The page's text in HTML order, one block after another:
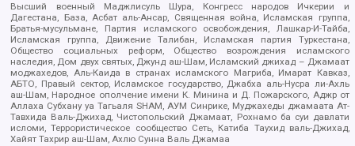
Высший военный Маджлисуль Шура, Конгресс народов Ичкерии и
Дагестана, База, Асбат аль-Ансар, Священная война, Исламская группа,
Братья-мусульмане, Партия исламского освобождения, Лашкар-И-Тайба,
Исламская группа, Движение Талибан, Исламская партия Туркестана,
Общество социальных реформ, Общество возрождения исламского
наследия, Дом двух святых, Джунд аш-Шам, Исламский джихад – Джамаат
моджахедов, Аль-Каида в странах исламского Магриба, Имарат Кавказ,
АБТО, Правый сектор, Исламское государство, Джабха аль-Нусра ли-Ахль
аш-Шам, Народное ополчение имени К. Минина и Д. Пожарского, Аджр от
Аллаха Субхану уа Тагьаля SHAM, АУМ Синрике, Муджахеды джамаата Ат-
Тавхида Валь-Джихад, Чистопольский Джамаат, Рохнамо ба суи давлати
исломи, Террористическое сообщество Сеть, Катиба Таухид валь-Джихад,
Хайят Тахрир аш-Шам, Ахлю Сунна Валь Джамаа